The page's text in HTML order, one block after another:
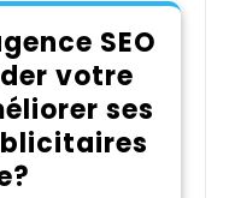
SEO
votre
ses